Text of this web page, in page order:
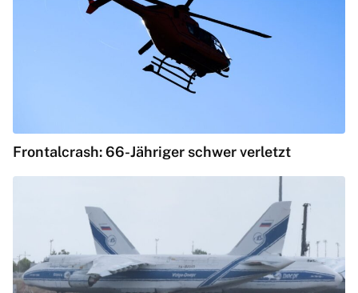
Frontalcrash: 66-Jähriger schwer verletzt